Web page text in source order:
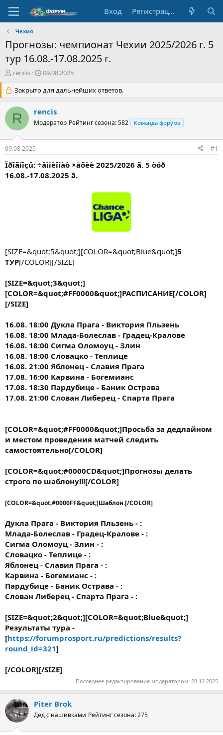
Вход Регистрация
Чехия
Прогнозы: чемпионат Чехии 2025/2026 г. 5
тур 16.08.-17.08.2025 г.
А
т
о
р
т
е
м
rencis
Д
т
а
а
ч
а
09.08.2025
Закрыто для дальнейших ответов.
R rencis
Модератор Рейтинг сезона: 582 Команда форума
09.08.2025 #1
Ïðîãíîçû: ÷åìïèîíàò ×åõèè 2025/2026 ã. 5 òóð
16.08.-17.08.2025 ã.
[SIZE=&quot;5&quot;][COLOR=&quot;Blue&quot;]5
ТУР[/COLOR][/SIZE]
[SIZE=&quot;3&quot;]
[COLOR=&quot;#FF0000&quot;]РАСПИСАНИЕ[/COLOR]
[/SIZE]
16.08. 18:00 Дукла Прага - Виктория Пльзень
16.08. 18:00 Млада-Болеслав - Градец-Кралове
16.08. 18:00 Сигма Оломоуц - Злин
16.08. 18:00 Словацко - Теплице
16.08. 21:00 Яблонец - Славия Прага
17.08. 16:00 Карвина - Богемианс
17.08. 18:30 Пардубице - Баник Острава
17.08. 21:00 Слован Либерец - Спарта Прага
[COLOR=&quot;#FF0000&quot;]Просьба за дедлайном
и местом проведения матчей следить
самостоятельно[/COLOR]
[COLOR=&quot;#0000CD&quot;]Прогнозы делать
строго по шаблону!!![/COLOR]
[COLOR=&quot;#0000FF&quot;]Шаблон.[/COLOR]
Дукла Прага - Виктория Пльзень - :
Млада-Болеслав - Градец-Кралове - :
Сигма Оломоуц - Злин - :
Словацко - Теплице - :
Яблонец - Славия Прага - :
Карвина - Богемианс - :
Пардубице - Баник Острава - :
Слован Либерец - Спарта Прага - :
[SIZE=&quot;2&quot;][COLOR=&quot;Blue&quot;]
Результаты тура -
[https://forumprosport.ru/predictions/results?
round_id=321]
[/COLOR][/SIZE]
Последнее редактирование модератором: 28.12.2025
Piter Brok
Дед с нашивками Рейтинг сезона: 275